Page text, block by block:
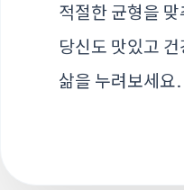
적절한 균형을
당신도 맛있고
삶을 누려보세요.